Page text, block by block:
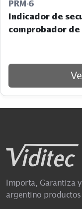
PRM-6
Indicador de
comprobador
Importa, Garantiza
argentino productos